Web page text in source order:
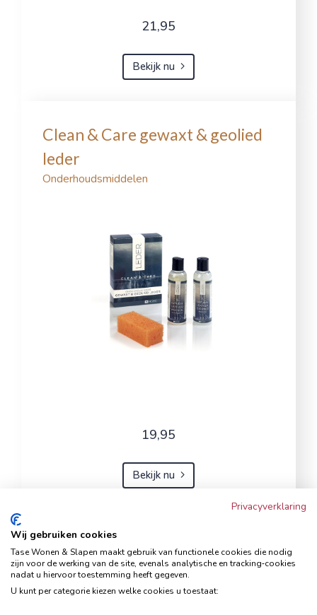
21,95
Bekijk nu
Clean & Care gewaxt & geolied
leder
Onderhoudsmiddelen
19,95
Bekijk nu
Hoekbank Famanti lichtgrijs
rechts
Hoekbanken
Privacyverklaring
Wij gebruiken cookies
Tase Wonen & Slapen maakt gebruik van functionele cookies die nodig
zijn voor de werking van de site, evenals analytische en tracking‑cookies
nadat u hiervoor toestemming heeft gegeven.
U kunt per categorie kiezen welke cookies u toestaat: